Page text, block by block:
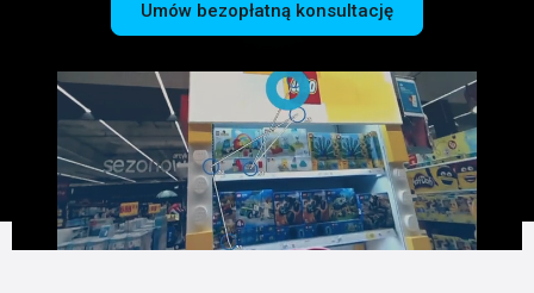
Umów bezopłatną konsultację